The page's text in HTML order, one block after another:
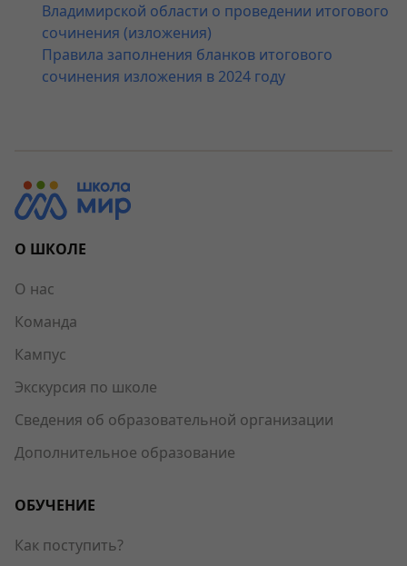
Владимирской области о проведении итогового
сочинения (изложения)
Правила заполнения бланков итогового
сочинения изложения в 2024 году
О ШКОЛЕ
О нас
Команда
Кампус
Экскурсия по школе
Сведения об образовательной организации
Дополнительное образование
ОБУЧЕНИЕ
Как поступить?